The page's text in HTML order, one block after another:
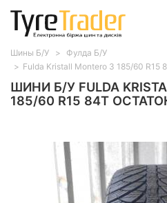
ШИНИ Б/У FULDA
185/60 R15 84T
Шины Б/У
Фулда Б/У
Fulda Kristall Montero 3 185/60 R15